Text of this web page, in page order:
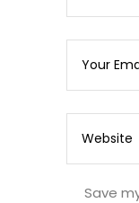
Save